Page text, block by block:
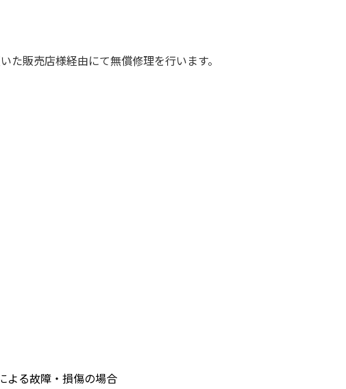
販売店様経由にて無償修理を行います。
よる故障・損傷の場合